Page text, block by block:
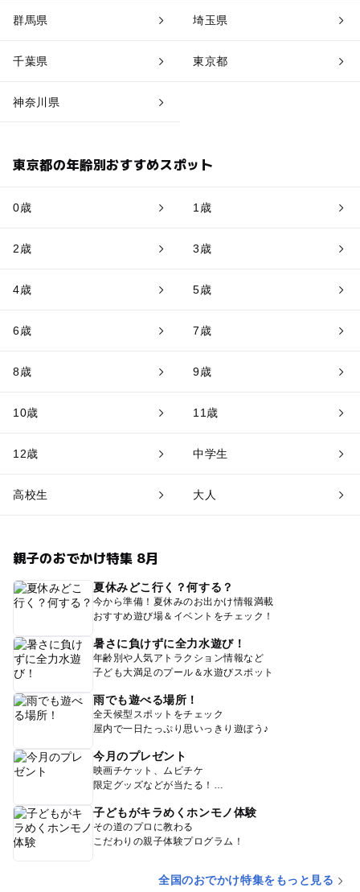
群馬県 埼玉県
千葉県 東京都
神奈川県
東京都の年齢別おすすめスポット
0歳 1歳
2歳 3歳
4歳 5歳
6歳 7歳
8歳 9歳
10歳 11歳
12歳 中学生
高校生 大人
親子のおでかけ特集 8月
夏休みどこ行く？何する？
今から準備！夏休みのお出かけ情報満載
おすすめ遊び場＆イベントをチェック！
暑さに負けずに全力水遊び！
年齢別や人気アトラクション情報など
子ども大満足のプール＆水遊びスポット
雨でも遊べる場所！
全天候型スポットをチェック
屋内で一日たっぷり思いっきり遊ぼう♪
今月のプレゼント
映画チケット、ムビチケ
限定グッズなどが当たる！
子どもがキラめくホンモノ体験
その道のプロに教わる
こだわりの親子体験プログラム！
全国のおでかけ特集をもっと見る